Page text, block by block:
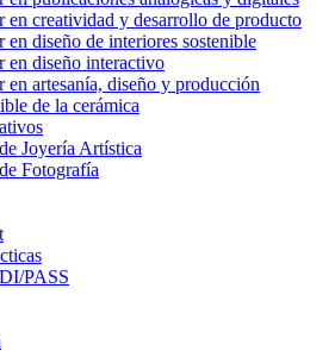
en creatividad y desarrollo de producto
en diseño de interiores sostenible
en diseño interactivo
en artesanía, diseño y producción
de la cerámica
Joyería Artística
Fotografía
PASS